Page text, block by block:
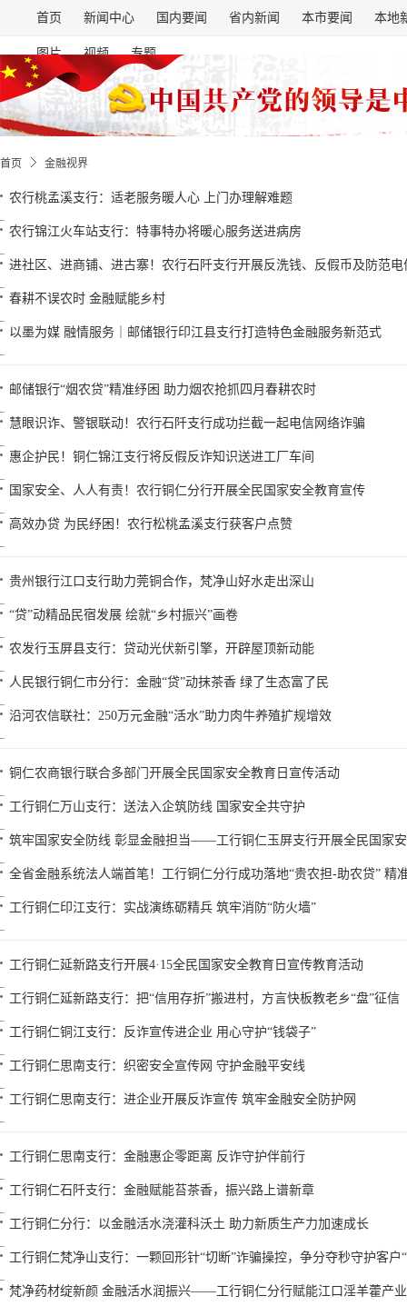
首页 新闻中心 国内要闻 省内新闻 本市要闻 本地
图片 视频 专题
首页 金融视界
农行桃孟溪支行：适老服务暖人心 上门办理解难题
农行锦江火车站支行：特事特办将暖心服务送进病房
进社区、进商铺、进古寨！农行石阡支行开展反洗钱、反假币及防范电
春耕不误农时 金融赋能乡村
以墨为媒 融情服务｜邮储银行印江县支行打造特色金融服务新范式
邮储银行“烟农贷”精准纾困 助力烟农抢抓四月春耕农时
慧眼识诈、警银联动！农行石阡支行成功拦截一起电信网络诈骗
惠企护民！铜仁锦江支行将反假反诈知识送进工厂车间
国家安全、人人有责！农行铜仁分行开展全民国家安全教育宣传
高效办贷 为民纾困！农行松桃孟溪支行获客户点赞
贵州银行江口支行助力莞铜合作，梵净山好水走出深山
“贷”动精品民宿发展 绘就“乡村振兴”画卷
农发行玉屏县支行：贷动光伏新引擎，开辟屋顶新动能
人民银行铜仁市分行：金融“贷”动抹茶香 绿了生态富了民
沿河农信联社：250万元金融“活水”助力肉牛养殖扩规增效
铜仁农商银行联合多部门开展全民国家安全教育日宣传活动
工行铜仁万山支行：送法入企筑防线 国家安全共守护
筑牢国家安全防线 彰显金融担当——工行铜仁玉屏支行开展全民国家
全省金融系统法人端首笔！工行铜仁分行成功落地“贵农担-助农贷” 精
工行铜仁印江支行：实战演练砺精兵 筑牢消防“防火墙”
工行铜仁延新路支行开展4·15全民国家安全教育日宣传教育活动
工行铜仁延新路支行：把“信用存折”搬进村，方言快板教老乡“盘”征信
工行铜仁铜江支行：反诈宣传进企业 用心守护“钱袋子”
工行铜仁思南支行：织密安全宣传网 守护金融平安线
工行铜仁思南支行：进企业开展反诈宣传 筑牢金融安全防护网
工行铜仁思南支行：金融惠企零距离 反诈守护伴前行
工行铜仁石阡支行：金融赋能苔茶香，振兴路上谱新章
工行铜仁分行：以金融活水浇灌科沃土 助力新质生产力加速成长
工行铜仁梵净山支行：一颗回形针“切断”诈骗操控，争分夺秒守护客户
梵净药材绽新颜 金融活水润振兴——工行铜仁分行赋能江口淫羊藿产